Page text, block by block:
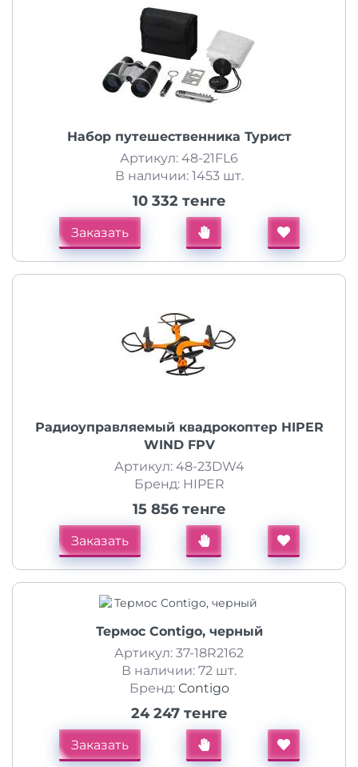
Набор путешественника Турист
Артикул: 48-21FL6
В наличии: 1453 шт.
10 332 тенге
Заказать
Радиоуправляемый квадрокоптер HIPER
WIND FPV
Артикул: 48-23DW4
Бренд: HIPER
15 856 тенге
Заказать
Термос Contigo, черный
Артикул: 37-18R2162
В наличии: 72 шт.
Бренд: Contigo
24 247 тенге
Заказать